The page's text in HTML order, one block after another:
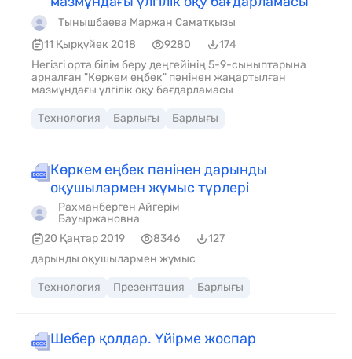
Тынышбаева Маржан Саматқызы
11 Қырқүйек 2018
9280
174
Негізгі орта білім беру деңгейінің 5-9-сыныптарына
арналған "Көркем еңбек" пәнінен жаңартылған
мазмұндағы үлгілік оқу бағдарламасы
Технология Барлығы Барлығы
Көркем еңбек пәнінен дарынды
оқушылармен жұмыс түрлері
Рахманберген Айгерім
Бауыржановна
20 Қаңтар 2019
8346
127
дарынды оқушылармен жұмыс
Технология Презентация Барлығы
Шебер қолдар. Үйірме жоспар